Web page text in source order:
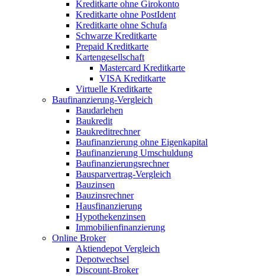
Kreditkarte ohne Girokonto
Kreditkarte ohne PostIdent
Kreditkarte ohne Schufa
Schwarze Kreditkarte
Prepaid Kreditkarte
Kartengesellschaft
Mastercard Kreditkarte
VISA Kreditkarte
Virtuelle Kreditkarte
Baufinanzierung-Vergleich
Baudarlehen
Baukredit
Baukreditrechner
Baufinanzierung ohne Eigenkapital
Baufinanzierung Umschuldung
Baufinanzierungsrechner
Bausparvertrag-Vergleich
Bauzinsen
Bauzinsrechner
Hausfinanzierung
Hypothekenzinsen
Immobilienfinanzierung
Online Broker
Aktiendepot Vergleich
Depotwechsel
Discount-Broker